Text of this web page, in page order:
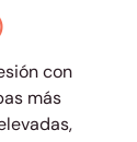
con
más